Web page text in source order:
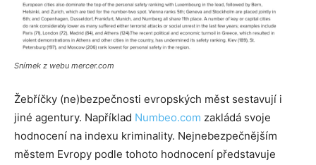
Snímek z webu mercer.com
Žebříčky (ne)bezpečnosti evropských měst sestavují i
jiné agentury. Například Numbeo.com zakládá svoje
hodnocení na indexu kriminality. Nejnebezpečnějším
městem Evropy podle tohoto hodnocení představuje